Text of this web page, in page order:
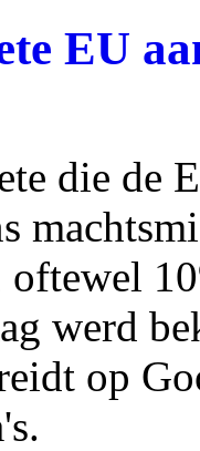
EU
die de
oftewel
werd
op